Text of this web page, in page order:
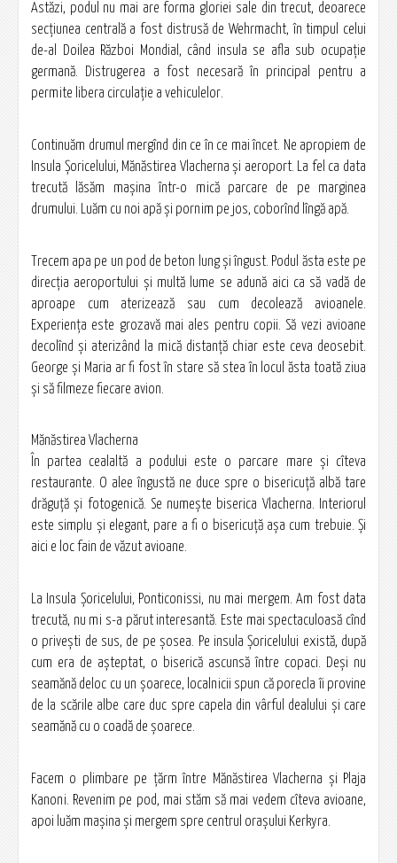
Astăzi, podul nu mai are forma gloriei sale din trecut, deoarece
secțiunea centrală a fost distrusă de Wehrmacht, în timpul celui
de-al Doilea Război Mondial, când insula se afla sub ocupație
germană. Distrugerea a fost necesară în principal pentru a
permite libera circulație a vehiculelor.
Continuăm drumul mergînd din ce în ce mai încet. Ne apropiem de
Insula Șoricelului, Mănăstirea Vlacherna și aeroport. La fel ca data
trecută lăsăm mașina într-o mică parcare de pe marginea
drumului. Luăm cu noi apă și pornim pe jos, coborînd lîngă apă.
Trecem apa pe un pod de beton lung și îngust. Podul ăsta este pe
direcția aeroportului și multă lume se adună aici ca să vadă de
aproape cum aterizează sau cum decolează avioanele.
Experiența este grozavă mai ales pentru copii. Să vezi avioane
decolînd și aterizând la mică distanță chiar este ceva deosebit.
George și Maria ar fi fost în stare să stea în locul ăsta toată ziua
și să filmeze fiecare avion.
Mănăstirea Vlacherna
În partea cealaltă a podului este o parcare mare și cîteva
restaurante. O alee îngustă ne duce spre o bisericuță albă tare
drăguță și fotogenică. Se numește biserica Vlacherna. Interiorul
este simplu și elegant, pare a fi o bisericuță așa cum trebuie. Și
aici e loc fain de văzut avioane.
La Insula Șoricelului, Ponticonissi, nu mai mergem. Am fost data
trecută, nu mi s-a părut interesantă. Este mai spectaculoasă cînd
o privești de sus, de pe șosea. Pe insula Șoricelului există, după
cum era de așteptat, o biserică ascunsă între copaci. Deşi nu
seamănă deloc cu un şoarece, localnicii spun că porecla îi provine
de la scările albe care duc spre capela din vârful dealului şi care
seamănă cu o coadă de şoarece.
Facem o plimbare pe țărm între Mănăstirea Vlacherna și Plaja
Kanoni. Revenim pe pod, mai stăm să mai vedem cîteva avioane,
apoi luăm mașina și mergem spre centrul orașului Kerkyra.